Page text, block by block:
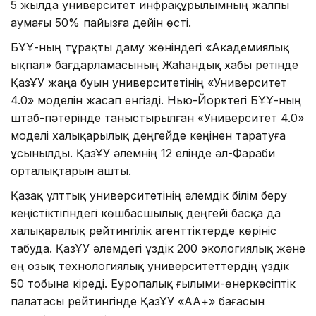
5 жылда университет инфрақұрылымның жалпы
аумағы 50% пайызға дейін өсті.
БҰҰ-ның тұрақты даму жөніндегі «Академиялық
ықпал» бағдарламасының Жаһандық хабы ретінде
ҚазҰУ жаңа буын университетінің «Университет
4.0» моделін жасап енгізді. Нью-Йорктегі БҰҰ-ның
штаб-пәтерінде таныстырылған «Университет 4.0»
моделі халықарылық деңгейде кеңінен таратуға
ұсынылды. ҚазҰУ әлемнің 12 елінде әл-Фараби
орталықтарын ашты.
Қазақ ұлттық университетінің әлемдік білім беру
кеңістіктігіндегі көшбасшылық деңгейі басқа да
халықаралық рейтингілік агенттіктерде көрініс
табуда. ҚазҰУ әлемдегі үздік 200 экологиялық және
ең озық технологиялық университеттердің үздік
50 тобына кіреді. Еуропалық ғылыми-өнеркәсіптік
палатасы рейтингінде ҚазҰУ «АА+» бағасын